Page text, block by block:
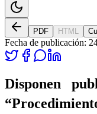
PDF HTML
Fecha de publicación:
Disponen